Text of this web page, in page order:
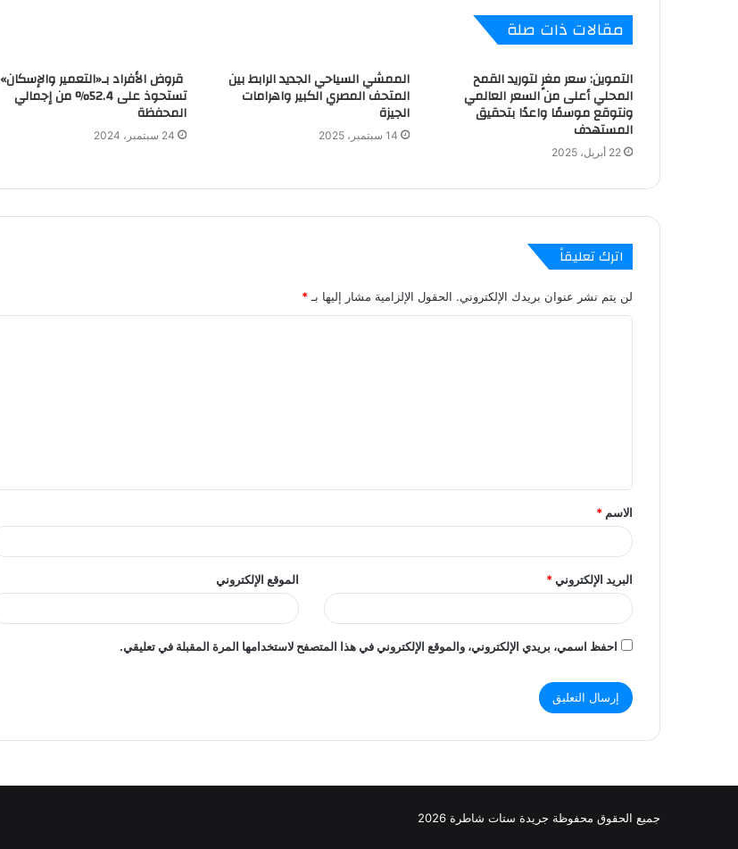
مقالات ذات صلة
التموين: سعر مغرٍ لتوريد القمح
المحلي أعلى من السعر العالمي
ونتوقع موسمًا واعدًا بتحقيق
المستهدف
22 أبريل، 2025
الممشي السياحي الجديد الرابط بين
المتحف المصري الكبير واهرامات
الجيزة
14 سبتمبر، 2025
قروض الأفراد بـ«التعمير والإسكان»
تستحوذ على 52.4% من إجمالي
المحفظة
24 سبتمبر، 2024
اترك تعليقاً
لن يتم نشر عنوان بريدك الإلكتروني. الحقول الإلزامية مشار إليها بـ*
ق
*
الاسم *
البريد الإلكتروني* الموقع الإلكتروني
احفظ اسمي، بريدي الإلكتروني، والموقع الإلكتروني في هذا المتصفح لاستخدامها المرة المقبلة في تعليقي.
جميع الحقوق محفوظة جريدة ستات شاطرة 2026